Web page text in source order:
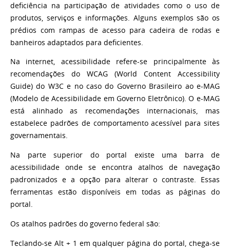
deficiência na participação de atividades como o uso de
produtos, serviços e informações. Alguns exemplos são os
prédios com rampas de acesso para cadeira de rodas e
banheiros adaptados para deficientes.
Na internet, acessibilidade refere-se principalmente às
recomendações do WCAG (World Content Accessibility
Guide) do W3C e no caso do Governo Brasileiro ao e-MAG
(Modelo de Acessibilidade em Governo Eletrônico). O e-MAG
está alinhado as recomendações internacionais, mas
estabelece padrões de comportamento acessível para sites
governamentais.
Na parte superior do portal existe uma barra de
acessibilidade onde se encontra atalhos de navegação
padronizados e a opção para alterar o contraste. Essas
ferramentas estão disponíveis em todas as páginas do
portal.
Os atalhos padrões do governo federal são:
Teclando-se Alt + 1 em qualquer página do portal, chega-se